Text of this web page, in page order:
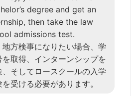
degree and get an
then take the law
admissions test.
地方検事になりたい場合、学
を取得、インターンシップを
、そしてロースクールの入学
受ける必要があります。